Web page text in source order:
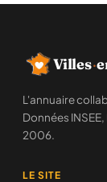
Villes·
L'annuaire
Données
2006.
LE SITE